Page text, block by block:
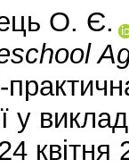
О. Є.
у